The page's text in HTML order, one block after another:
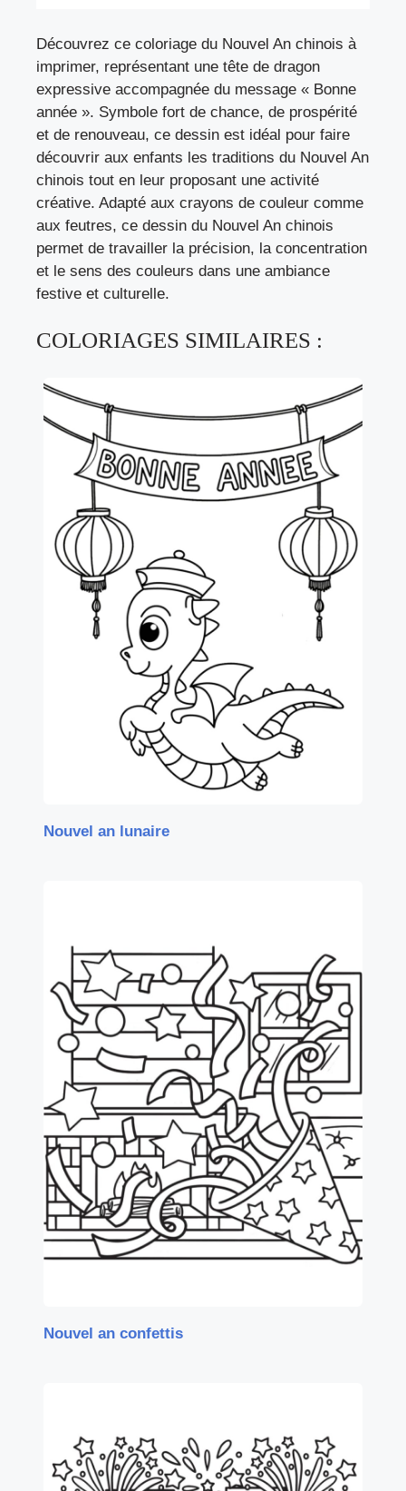
Découvrez ce coloriage du Nouvel An chinois à
imprimer, représentant une tête de dragon
expressive accompagnée du message « Bonne
année ». Symbole fort de chance, de prospérité
et de renouveau, ce dessin est idéal pour faire
découvrir aux enfants les traditions du Nouvel An
chinois tout en leur proposant une activité
créative. Adapté aux crayons de couleur comme
aux feutres, ce dessin du Nouvel An chinois
permet de travailler la précision, la concentration
et le sens des couleurs dans une ambiance
festive et culturelle.
COLORIAGES SIMILAIRES :
Nouvel an lunaire
Nouvel an confettis